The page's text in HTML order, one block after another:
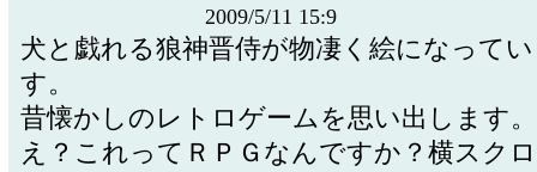
2009/5/11 15:9
犬と戯れる狼神晋侍が物凄く絵になって
す。
昔懐かしのレトロゲームを思い出します。
え？これってＲＰＧなんですか？横スク